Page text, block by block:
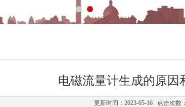
电磁流量计生成的原因
更新时间：2023-05-16 点击次数